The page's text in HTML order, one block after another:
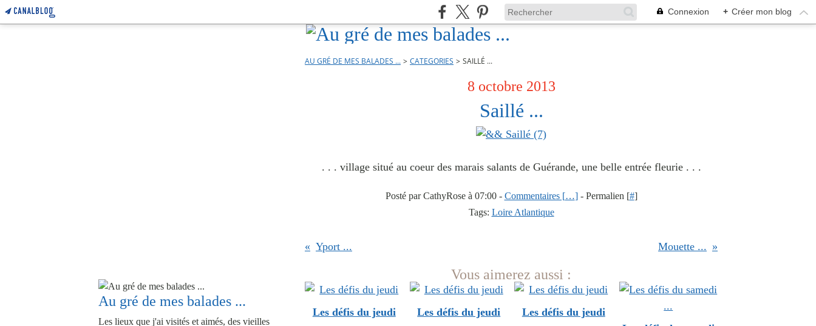
Connexion + Créer mon blog
Au gré de mes balades ...
Les lieux que j'ai visités et aimés, des vieilles
AU GRÉ DE MES BALADES ... > CATEGORIES > SAILLÉ ...
8 octobre 2013
Saillé ...
. . . village situé au coeur des marais salants de Guérande, une belle entrée fleurie . . .
Posté par CathyRose à 07:00 - Commentaires […]- Permalien [#]
Tags: Loire Atlantique
Yport ... Mouette ...
Vous aimerez aussi :
Les défis du jeudi Les défis du jeudi
Les défis du jeudi